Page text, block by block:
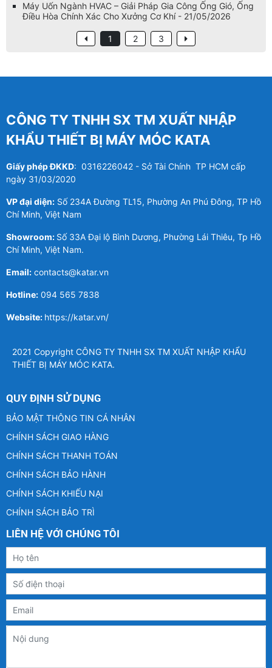
Máy Uốn Ngành HVAC – Giải Pháp Gia Công Ống Gió, Ống
Điều Hòa Chính Xác Cho Xưởng Cơ Khí - 21/05/2026
1 2 3
CÔNG TY TNHH SX TM XUẤT NHẬP
KHẨU THIẾT BỊ MÁY MÓC KATA
Giấy phép ĐKKD: 0316226042 - Sở Tài Chính TP HCM cấp
ngày 31/03/2020
VP đại diện: Số 234A Đường TL15, Phường An Phú Đông, TP Hồ
Chí Minh, Việt Nam
Showroom: Số 33A Đại lộ Bình Dương, Phường Lái Thiêu, Tp Hồ
Chí Minh, Việt Nam.
Email: contacts@katar.vn
Hotline: 094 565 7838
Website: https://katar.vn/
2021 Copyright CÔNG TY TNHH SX TM XUẤT NHẬP KHẨU
THIẾT BỊ MÁY MÓC KATA.
QUY ĐỊNH SỬ DỤNG
BẢO MẬT THÔNG TIN CÁ NHÂN
CHÍNH SÁCH GIAO HÀNG
CHÍNH SÁCH THANH TOÁN
CHÍNH SÁCH BẢO HÀNH
CHÍNH SÁCH KHIẾU NẠI
CHÍNH SÁCH BẢO TRÌ
LIÊN HỆ VỚI CHÚNG TÔI